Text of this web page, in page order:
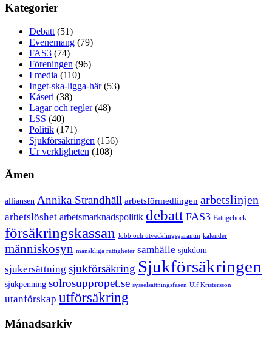
Kategorier
Debatt (51)
Evenemang (79)
FAS3 (74)
Föreningen (96)
I media (110)
Inget-ska-ligga-här(53)
Kåseri (38)
Lagar och regler(48)
LSS (40)
Politik (171)
Sjukförsäkringen (156)
Ur verkligheten (108)
Ämen
alliansen Annika Strandhäll arbetsförmedlingen arbetslinjen
arbetslöshet arbetsmarknadspolitik debatt FAS3 Fattigchock
försäkringskassan Jobb och utvecklingsgarantin kalender
människosyn mänskliga rättigheter samhälle sjukdom
sjukersättning sjukförsäkring Sjukförsäkringen
sjukpenning solrosuppropet.se sysselsättningsfasen Ulf Kristersson
utanförskap utförsäkring
Månadsarkiv